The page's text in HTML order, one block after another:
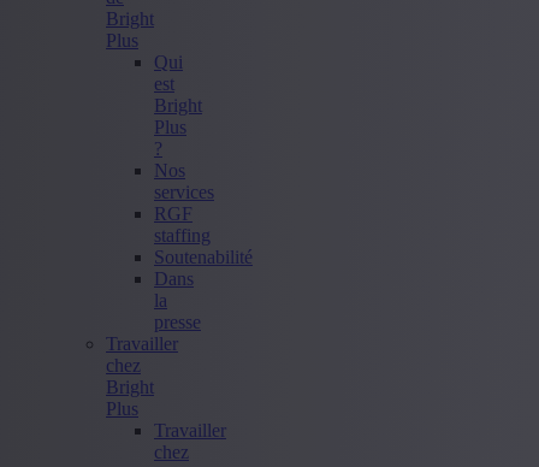
Bright
Plus
Qui
est
Bright
Plus
?
Nos
services
RGF
staffing
Soutenabilité
Dans
la
presse
Travailler
chez
Bright
Plus
Travailler
chez